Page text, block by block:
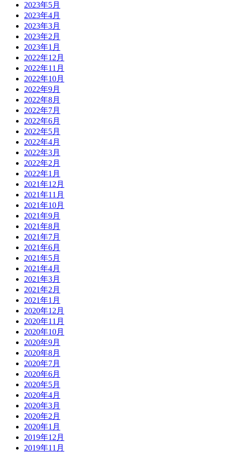
2023年5月
2023年4月
2023年3月
2023年2月
2023年1月
2022年12月
2022年11月
2022年10月
2022年9月
2022年8月
2022年7月
2022年6月
2022年5月
2022年4月
2022年3月
2022年2月
2022年1月
2021年12月
2021年11月
2021年10月
2021年9月
2021年8月
2021年7月
2021年6月
2021年5月
2021年4月
2021年3月
2021年2月
2021年1月
2020年12月
2020年11月
2020年10月
2020年9月
2020年8月
2020年7月
2020年6月
2020年5月
2020年4月
2020年3月
2020年2月
2020年1月
2019年12月
2019年11月